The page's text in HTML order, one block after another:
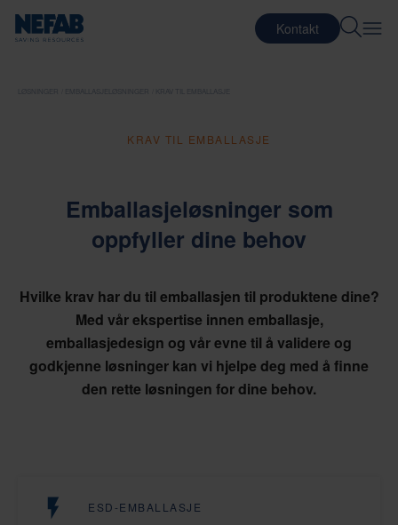
Kontakt
KRAV TIL EMBALLASJE
EMBALLASJELØSNINGER KRAV TIL EMBALLASJE
Emballasjeløsninger som
oppfyller dine behov
Hvilke krav har du til emballasjen til produktene dine?
Med vår ekspertise innen emballasje,
emballasjedesign og vår evne til å validere og
godkjenne løsninger kan vi hjelpe deg med å finne
den rette løsningen for dine behov.
ESD-EMBALLASJE